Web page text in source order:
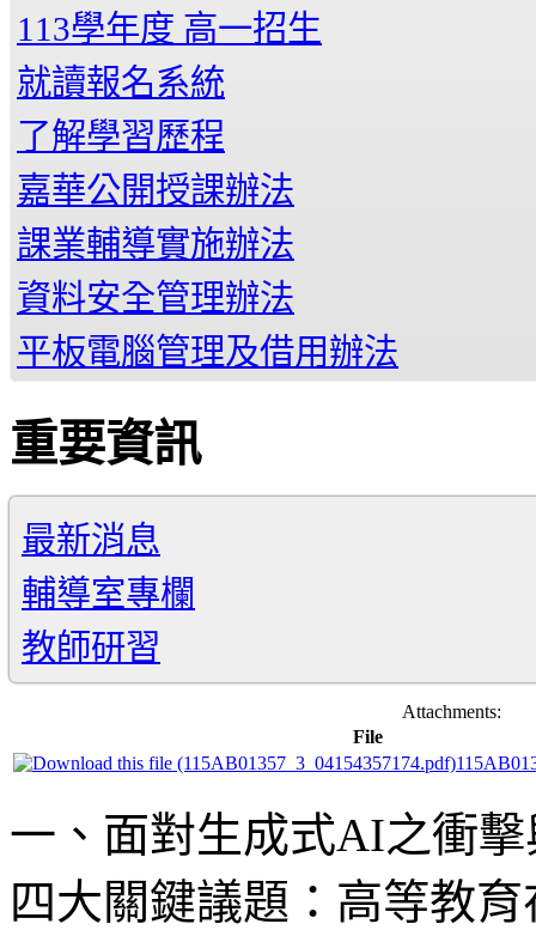
113學年度 高一招生
就讀報名系統
了解學習歷程
嘉華公開授課辦法
課業輔導實施辦法
資料安全管理辦法
平板電腦管理及借用辦法
重要資訊
最新消息
輔導室專欄
教師研習
Attachments:
File
一、面對生成式AI之衝
四大關鍵議題：高等教